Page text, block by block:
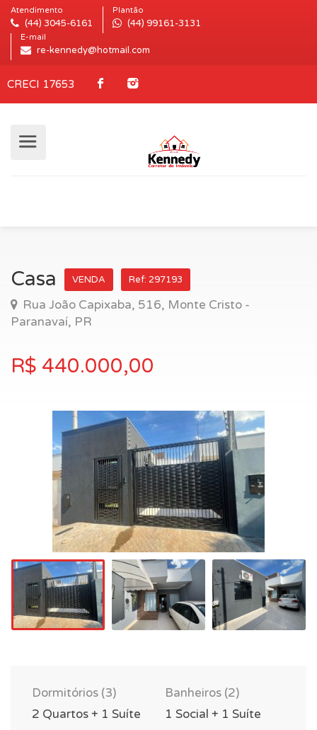
Atendimento
(44) 3045-6161
Plantão
(44) 99161-3131
E-mail
re-kennedy@hotmail.com
CRECI 17653
Casa VENDA Ref: 297193
Rua João Capixaba, 516, Monte Cristo -
Paranavaí, PR
R$ 440.000,00
Dormitórios (3)
2 Quartos + 1 Suíte
Banheiros (2)
1 Social + 1 Suíte